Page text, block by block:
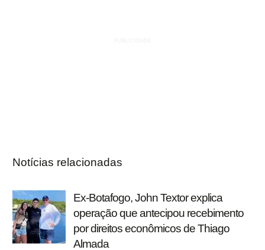
Notícias relacionadas
Ex-Botafogo, John Textor explica
operação que antecipou recebimento
por direitos econômicos de Thiago
Almada